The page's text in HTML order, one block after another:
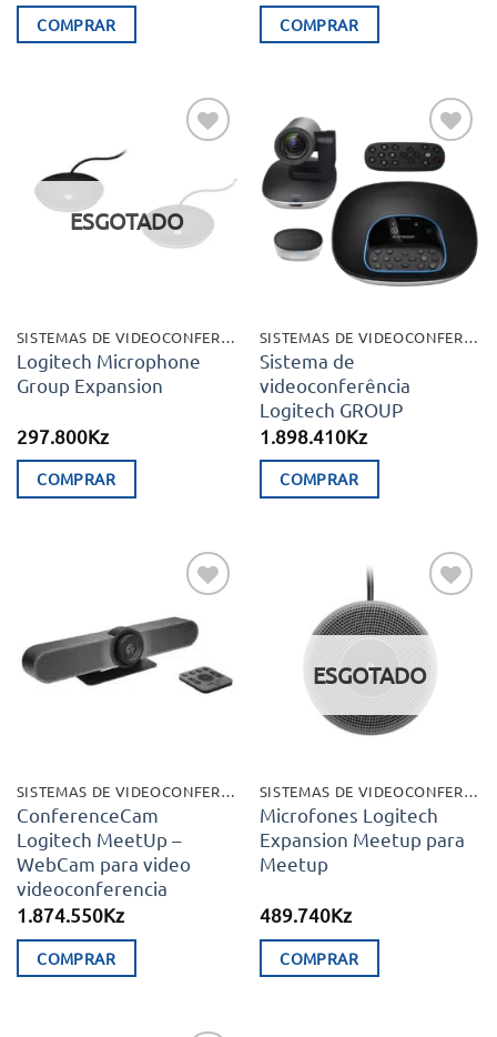
COMPRAR COMPRAR
desejos
ESGOTADO
SISTEMAS DE VIDEOCONFERÊNCIA
Logitech Microphone
Group Expansion
297.800Kz
COMPRAR
Adicionar
aos meus
desejos
SISTEMAS DE VIDEOCONFERÊNCIA
Sistema de
videoconferência
Logitech GROUP
1.898.410Kz
COMPRAR
Adicionar
aos meus
desejos
SISTEMAS DE VIDEOCONFERÊNCIA
ConferenceCam
Logitech MeetUp –
WebCam para video
videoconferencia
1.874.550Kz
COMPRAR
Adicionar
aos meus
desejos
ESGOTADO
SISTEMAS DE VIDEOCONFERÊNCIA
Microfones Logitech
Expansion Meetup para
Meetup
489.740Kz
COMPRAR